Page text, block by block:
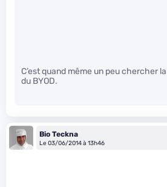
C’est quand même un peu chercher
du BYOD.
Bio Teckna
Le 03/06/2014 à 13h46